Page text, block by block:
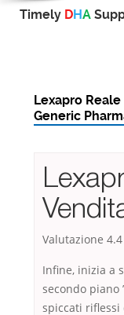
Timely DHA
Lexapro
Generic
Valutazione 4.4
Infine, inizia a
secondo piano
spiccati riflessi